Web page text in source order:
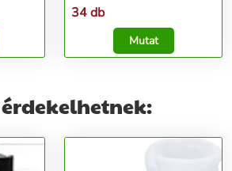
34 db
Mutat
érdekelhetnek: